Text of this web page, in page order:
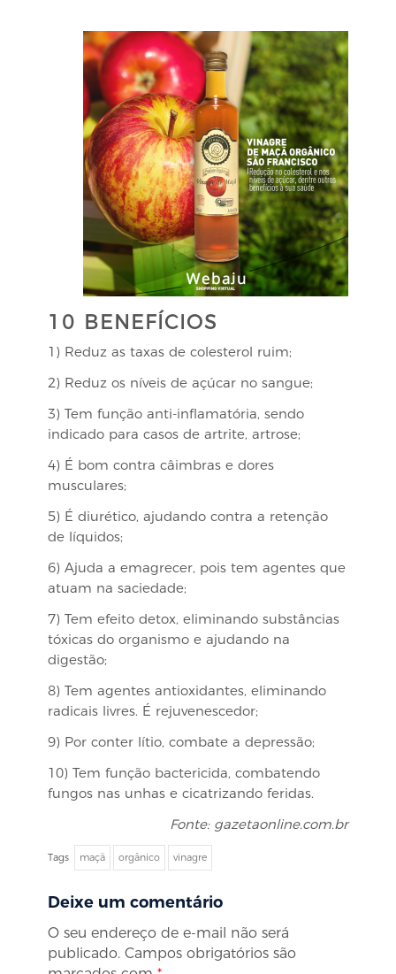
10 BENEFÍCIOS
1) Reduz as taxas de colesterol ruim;
2) Reduz os níveis de açúcar no sangue;
3) Tem função anti-inflamatória, sendo
indicado para casos de artrite, artrose;
4) É bom contra câimbras e dores
musculares;
5) É diurético, ajudando contra a retenção
de líquidos;
6) Ajuda a emagrecer, pois tem agentes que
atuam na saciedade;
7) Tem efeito detox, eliminando substâncias
tóxicas do organismo e ajudando na
digestão;
8) Tem agentes antioxidantes, eliminando
radicais livres. É rejuvenescedor;
9) Por conter lítio, combate a depressão;
10) Tem função bactericida, combatendo
fungos nas unhas e cicatrizando feridas.
Fonte: gazetaonline.com.br
Tags maçã orgânico vinagre
Deixe um comentário
O seu endereço de e-mail não será
publicado. Campos obrigatórios são